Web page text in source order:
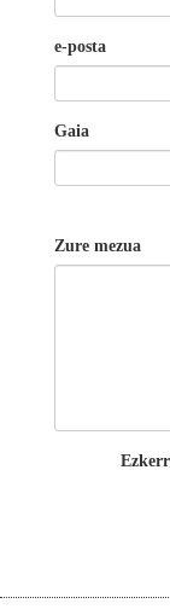
e-posta
Gaia
Zure mezua